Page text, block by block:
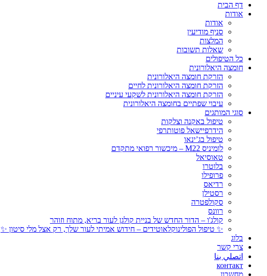
דף הבית
אודות
אודות
סניף מודיעין
המלצות
שאלות תשובות
כל הטיפולים
חומצה היאלורונית
הזרקת חומצה היאלורונית
הזרקת חומצה היאלורונית לחיים
הזרקת חומצה היאלורונית לשקעי עיניים
עיבוי שפתיים בחומצה היאלורונית
סוגי המותגים
טיפול באקנה וצלקות
הידרפיישאל פוטותרפי
טיפול בג’ינאו
לומיניס M22 – מיכשור רפואי מתקדם
טאוסיאל
בלוטרו
פרופילו
רדיאס
רסטילן
סקולפטרה
רוונס
קולג'ו – הדור החדש של בניית קולגן לעור בריא, מתוח וזוהר
✨ טיפול הפולינוקלאוטידים – חידוש אמיתי לעור שלך, רק אצל מלי סיטון ✨
בלוג
צרי קשר
اتصلي بنا
контакт
מחשבון